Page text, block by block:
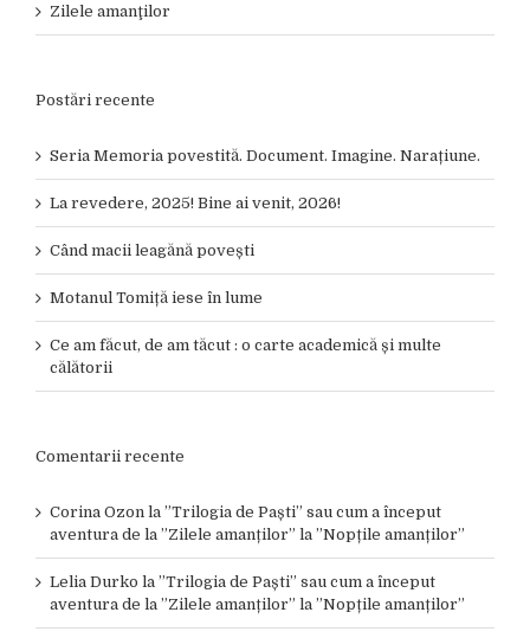
Zilele amanţilor
Postări recente
Seria Memoria povestită. Document. Imagine. Narațiune.
La revedere, 2025! Bine ai venit, 2026!
Când macii leagănă povești
Motanul Tomiță iese în lume
Ce am făcut, de am tăcut : o carte academică și multe
călătorii
Comentarii recente
Corina Ozon la ”Trilogia de Paști” sau cum a început
aventura de la ”Zilele amanților” la ”Nopțile amanților”
Lelia Durko la ”Trilogia de Paști” sau cum a început
aventura de la ”Zilele amanților” la ”Nopțile amanților”